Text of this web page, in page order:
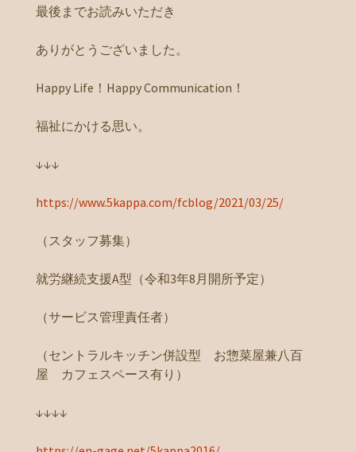
最後までお読みいただき
ありがとうございました。
Happy Life！Happy Communication！
福祉にかける思い。
↓↓↓
https://www.5kappa.com/fcblog/2021/03/25/
（スタッフ募集）
就労継続支援A型（令和3年8月開所予定）
（サービス管理責任者）
（セントラルキッチン併設型 お惣菜屋兼八百
屋 カフェスペース有り）
↓↓↓↓